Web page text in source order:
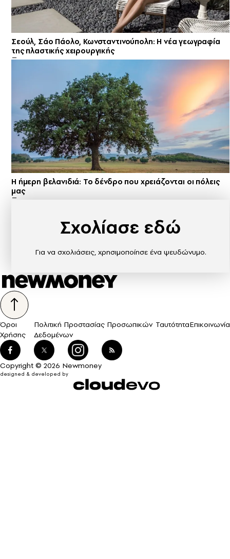
Σεούλ, Σάο Πάολο, Κωνσταντινούπολη: Η νέα γεωγραφία
της πλαστικής χειρουργικής
Η ήμερη βελανιδιά: Το δένδρο που χρειάζονται οι πόλεις
μας
Σχολίασε εδώ
Για να σχολιάσεις, χρησιμοποίησε ένα ψευδώνυμο.
Όροι
Χρήσης
Πολιτική Προστασίας Προσωπικών
Δεδομένων
ΤαυτότηταΕπικοινωνία
Copyright © 2026 Newmoney
designed & developed by